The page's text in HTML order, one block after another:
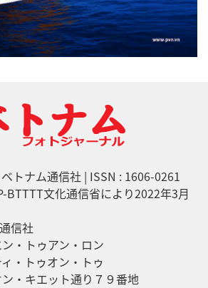
トナム通信社 | ISSN : 1606-0261
BTTTT文化通信省により2022年3月
信社
・トゥアン・ロン
・トゥオン・トゥ
・キエット通り７９番地